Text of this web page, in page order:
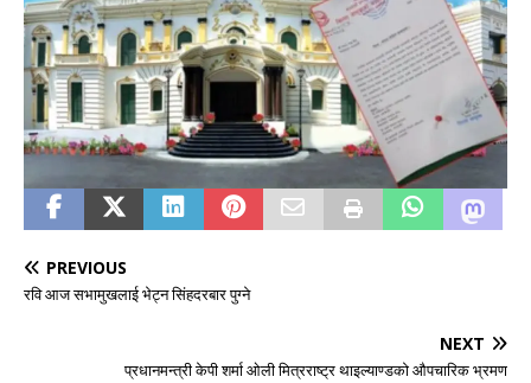
PREVIOUS
रवि आज सभामुखलाई भेट्न सिंहदरबार पुग्ने
NEXT
प्रधानमन्त्री केपी शर्मा ओली मित्रराष्ट्र थाइल्याण्डको औपचारिक भ्रमण